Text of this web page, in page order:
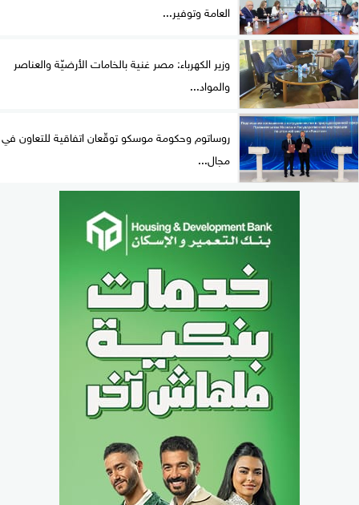
العامة وتوفير...
وزير الكهرباء: مصر غنية بالخامات الأرضيّة والعناصر
والمواد...
روساتوم وحكومة موسكو توقّعان اتفاقية للتعاون في
مجال...